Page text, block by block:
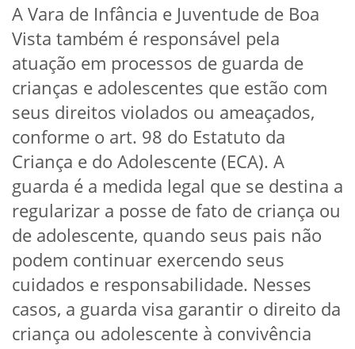
A Vara de Infância e Juventude de Boa
Vista também é responsável pela
atuação em processos de guarda de
crianças e adolescentes que estão com
seus direitos violados ou ameaçados,
conforme o art. 98 do Estatuto da
Criança e do Adolescente (ECA). A
guarda é a medida legal que se destina a
regularizar a posse de fato de criança ou
de adolescente, quando seus pais não
podem continuar exercendo seus
cuidados e responsabilidade. Nesses
casos, a guarda visa garantir o direito da
criança ou adolescente à convivência